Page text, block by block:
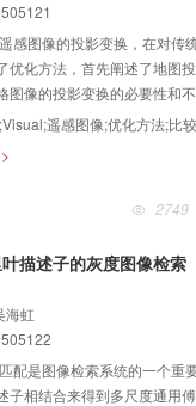
感图像的投影变换，在对传
优化方法，首先阐述了地图
图像的投影变换的必要性和
影变换的算法以及优化方法
像;优化方法;比较研究;变换方法;基本原理;地图投影;矢
2749
描述子的灰度图像检索
海虹
配是图像检索系统的一个重
子相结合来得到多尺度通用